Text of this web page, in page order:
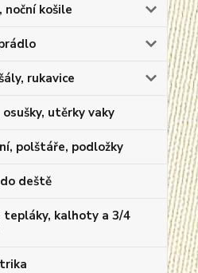
noční košile
rukavice
osušky, utěrky vaky
polštáře, podložky
deště
tepláky, kalhoty a 3/4